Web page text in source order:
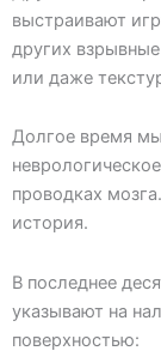
выстраивают
других
или даже
Долгое время
проводках
история.
В последнее
указывают на
поверхностью: